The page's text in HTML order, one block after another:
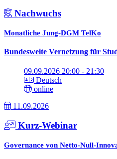
Nachwuchs
Monatliche Jung-DGM TelKo
Bundesweite Vernetzung für
09.09.2026 20:00 - 21:30
Deutsch
online
11.09.2026
Kurz-Webinar
Governance von Netto-Null-